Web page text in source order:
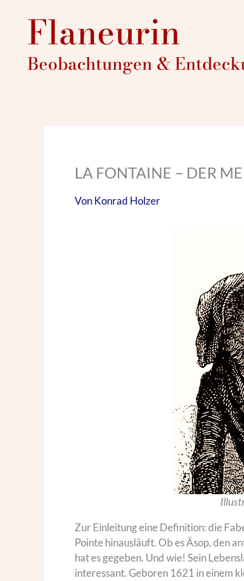
Flaneurin
Beobachtungen &
LA FONTAINE – DER
VonKonrad Holzer
Zur Einleitung eine Definition: die
Pointe hinausläuft. Ob es Äsop, den
hat es gegeben. Und wie! Sein
interessant. Geboren 1621 in einem